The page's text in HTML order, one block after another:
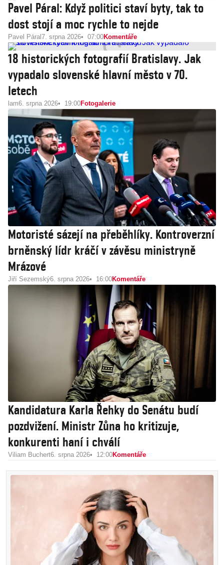
Pavel Páral: Když politici staví byty, tak to
dost stojí a moc rychle to nejde
Pavel Páral 7. srpna 2026 07:00Komentáře
18 historických fotografií Bratislavy. Jak
vypadalo slovenské hlavní město v 70.
letech
lam6. srpna 2026 19:00Fotogalerie
Motoristé sázejí na přeběhlíky. Kontroverzní
brněnský lídr kráčí v závěsu ministryně
Mrázové
Jiří Sezemský6. srpna 2026 16:00Komentáře
Kandidatura Karla Řehky do Senátu budí
pozdvižení. Ministr Zůna ho kritizuje,
konkurenti haní i chválí
Viliam Buchert6. srpna 2026 12:00Komentáře